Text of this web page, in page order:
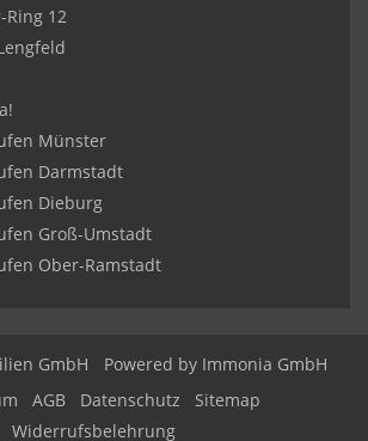
12
Münster
Darmstadt
Dieburg
Groß-Umstadt
Ober-Ramstadt
GmbH Powered by Immonia GmbH
AGB Datenschutz
Sitemap
Widerrufsbelehrung